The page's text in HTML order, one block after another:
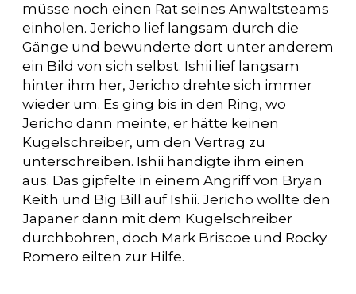
müsse noch einen Rat seines Anwaltsteams
einholen. Jericho lief langsam durch die
Gänge und bewunderte dort unter anderem
ein Bild von sich selbst. Ishii lief langsam
hinter ihm her, Jericho drehte sich immer
wieder um. Es ging bis in den Ring, wo
Jericho dann meinte, er hätte keinen
Kugelschreiber, um den Vertrag zu
unterschreiben. Ishii händigte ihm einen
aus. Das gipfelte in einem Angriff von Bryan
Keith und Big Bill auf Ishii. Jericho wollte den
Japaner dann mit dem Kugelschreiber
durchbohren, doch Mark Briscoe und Rocky
Romero eilten zur Hilfe.